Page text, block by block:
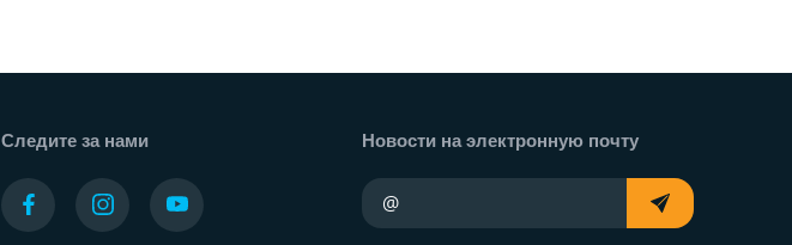
Следите за нами Новости на электронную почту
Ваш адрес электронной почты